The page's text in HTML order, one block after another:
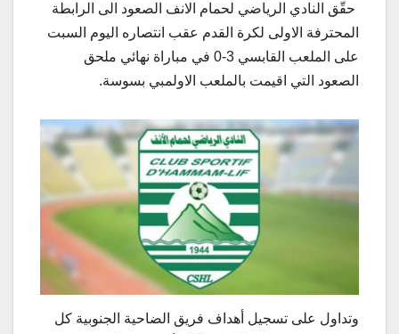
حقّق النادي الرياضي لحمام الانف الصعود الى الرابطة
المحترفة الاولى لكرة القدم عقب انتصاره اليوم السبت
على الملعب القابسي 3-0 في مباراة نهائي ملحق
الصعود التي اقيمت بالملعب الاولمبي بسوسة.
وتداول على تسجيل أهداف فريق الضاحية الجنوبية كل